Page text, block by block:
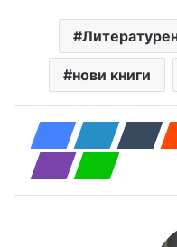
нови книги